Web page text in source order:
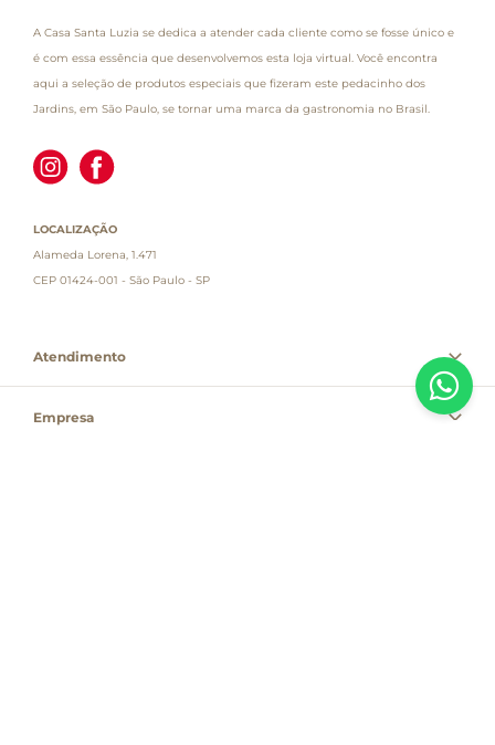
A Casa Santa Luzia se dedica a atender cada cliente como se fosse único e
é com essa essência que desenvolvemos esta loja virtual. Você encontra
aqui a seleção de produtos especiais que fizeram este pedacinho dos
Jardins, em São Paulo, se tornar uma marca da gastronomia no Brasil.
LOCALIZAÇÃO
Alameda Lorena, 1.471
CEP 01424-001 - São Paulo - SP
Atendimento
Empresa